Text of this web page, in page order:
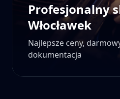
Profesjonalny
Włocławek
Najlepsze ceny,
dokumentacja